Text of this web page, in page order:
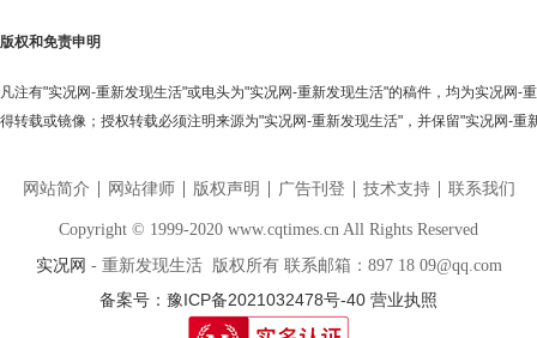
版权和免责申明
凡注有"实况网-重新发现生活"或电头为"实况网-重新发现生活"的稿件，均为实况网-
得转载或镜像；授权转载必须注明来源为"实况网-重新发现生活"，并保留"实况网-重
网站简介 网站律师 版权声明 广告刊登 技术支持 联系我们
Copyright © 1999-2020 www.cqtimes.cn All Rights Reserved
实况网 - 重新发现生活 版权所有 联系邮箱：897 18 09@qq.com
备案号：豫ICP备2021032478号-40 营业执照